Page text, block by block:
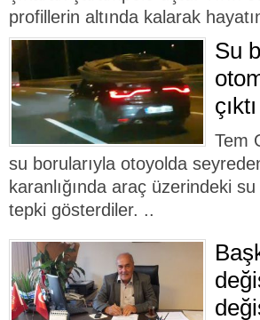
profillerin altında kalarak
Su
çıktı
Tem
su borularıyla otoyolda
karanlığında araç üzerindeki
tepki gösterdiler. ..